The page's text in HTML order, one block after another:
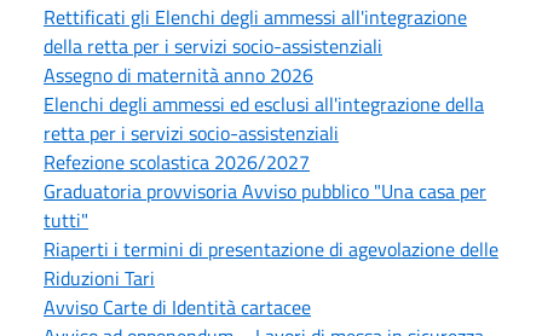
Rettificati gli Elenchi degli ammessi all'integrazione
della retta per i servizi socio-assistenziali
Assegno di maternità anno 2026
Elenchi degli ammessi ed esclusi all'integrazione della
retta per i servizi socio-assistenziali
Refezione scolastica 2026/2027
Graduatoria provvisoria Avviso pubblico "Una casa per
tutti"
Riaperti i termini di presentazione di agevolazione delle
Riduzioni Tari
Avviso Carte di Identità cartacee